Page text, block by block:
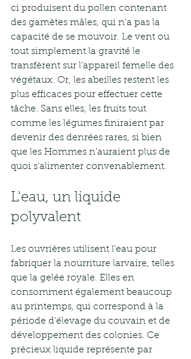
ci produisent du pollen contenant
des gamètes mâles, qui n'a pas la
capacité de se mouvoir. Le vent ou
tout simplement la gravité le
transfèrent sur l'appareil femelle des
végétaux. Or, les abeilles restent les
plus efficaces pour effectuer cette
tâche. Sans elles, les fruits tout
comme les légumes finiraient par
devenir des denrées rares, si bien
que les Hommes n'auraient plus de
quoi s'alimenter convenablement.
L'eau, un liquide
polyvalent
Les ouvrières utilisent l'eau pour
fabriquer la nourriture larvaire, telles
que la gelée royale. Elles en
consomment également beaucoup
au printemps, qui correspond à la
période d'élevage du couvain et de
développement des colonies. Ce
précieux liquide représente par